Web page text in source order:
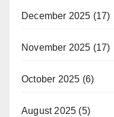
December 2025 (17)
November 2025 (17)
October 2025 (6)
August 2025 (5)